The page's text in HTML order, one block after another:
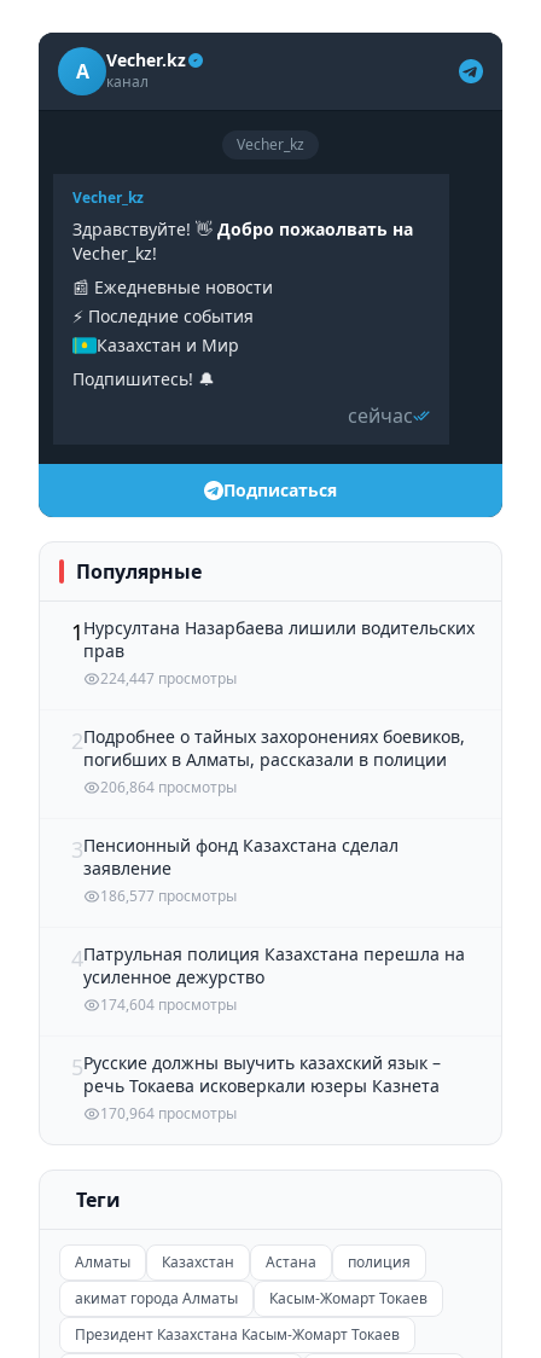
A Vecher.kz
канал
Vecher_kz
Vecher_kz
Здравствуйте! 👋 Добро пожаолвать на
Vecher_kz!
📰 Ежедневные новости
⚡️ Последние события
Казахстан и Мир
Подпишитесь! 🔔
сейчас
Подписаться
Популярные
1 Нурсултана Назарбаева лишили водительских
прав
224,447 просмотры
2Подробнее о тайных захоронениях боевиков,
погибших в Алматы, рассказали в полиции
206,864 просмотры
3Пенсионный фонд Казахстана сделал
заявление
186,577 просмотры
4Патрульная полиция Казахстана перешла на
усиленное дежурство
174,604 просмотры
5Русские должны выучить казахский язык –
речь Токаева исковеркали юзеры Казнета
170,964 просмотры
Теги
Алматы Казахстан Астана
полиция
акимат города Алматы
Касым-Жомарт Токаев
Президент Казахстана Касым-Жомарт Токаев